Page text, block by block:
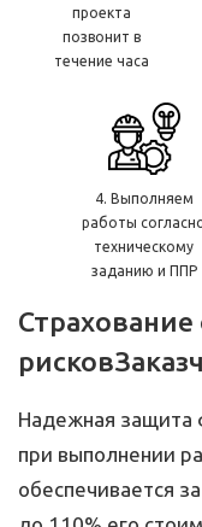
проекта
позвонит в
течение часа
4. Выполняем
работы
техническому
заданию и ППР
рисков
Надежная защита
при выполнении
обеспечивается